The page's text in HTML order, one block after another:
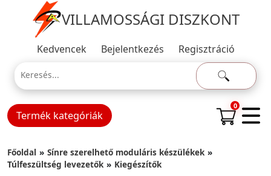
VILLAMOSSÁGI DISZKONT
Kedvencek Bejelentkezés Regisztráció
Termék kategóriák
0
Főoldal
Sínre szerelhető moduláris készülékek
Túlfeszültség levezetők
Kiegészítők